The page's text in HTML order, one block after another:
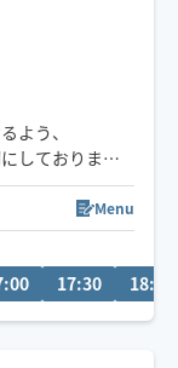
よう、
しております
Menu
17:30 18:00